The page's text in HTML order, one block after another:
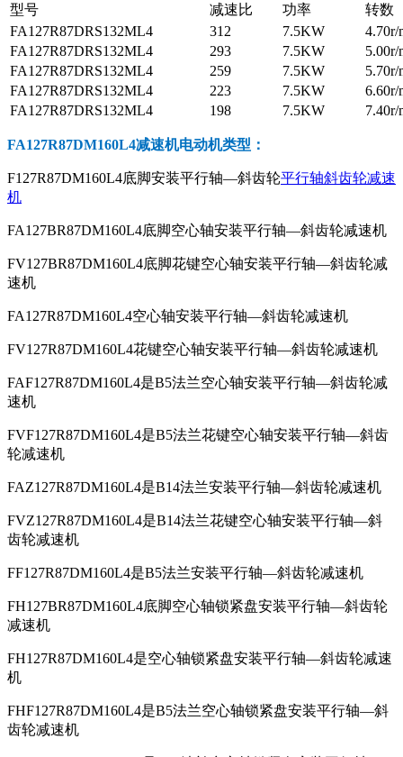
型号 减速比 功率
转数
FA127R87DRS132ML4
312 7.5KW
4.70r/
FA127R87DRS132ML4
293 7.5KW
5.00r/
FA127R87DRS132ML4
259 7.5KW
5.70r/
FA127R87DRS132ML4
223 7.5KW
6.60r/
FA127R87DRS132ML4
198 7.5KW 7.40r/
FA127R87DM160L4减速机电动机类型：
F127R87DM160L4底脚安装平行轴—斜齿轮平行轴斜齿轮减速
机
FA127BR87DM160L4底脚空心轴安装平行轴—斜齿轮减速机
FV127BR87DM160L4底脚花键空心轴安装平行轴—斜齿轮减
速机
FA127R87DM160L4空心轴安装平行轴—斜齿轮减速机
FV127R87DM160L4花键空心轴安装平行轴—斜齿轮减速机
FAF127R87DM160L4是B5法兰空心轴安装平行轴—斜齿轮减
速机
FVF127R87DM160L4是B5法兰花键空心轴安装平行轴—斜齿
轮减速机
FAZ127R87DM160L4是B14法兰安装平行轴—斜齿轮减速机
FVZ127R87DM160L4是B14法兰花键空心轴安装平行轴—斜
齿轮减速机
FF127R87DM160L4是B5法兰安装平行轴—斜齿轮减速机
FH127BR87DM160L4底脚空心轴锁紧盘安装平行轴—斜齿轮
减速机
FH127R87DM160L4是空心轴锁紧盘安装平行轴—斜齿轮减速
机
FHF127R87DM160L4是B5法兰空心轴锁紧盘安装平行轴—斜
齿轮减速机